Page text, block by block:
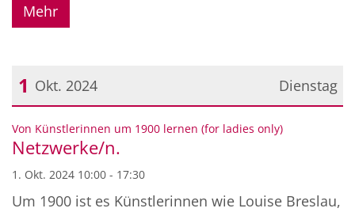
Mehr
Dienstag
1 Okt. 2024
Datum: 1. Oktober 2024
Von Künstlerinnen um 1900 lernen (for ladies only):
Netzwerke/n.
1. Okt. 2024 10:00 - 17:30
Um 1900 ist es Künstlerinnen wie Louise Breslau,